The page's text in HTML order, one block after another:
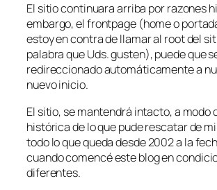
El sitio continuara arriba por razones
embargo, el frontpage (home o
estoy en contra de llamar al root del
palabra que Uds. gusten), puede que
redireccionado automáticamente a
nuevo inicio.
El sitio, se mantendrá intacto, a modo
histórica de lo que pude rescatar de
todo lo que queda desde 2002 a la
cuando comencé este blog en
diferentes.